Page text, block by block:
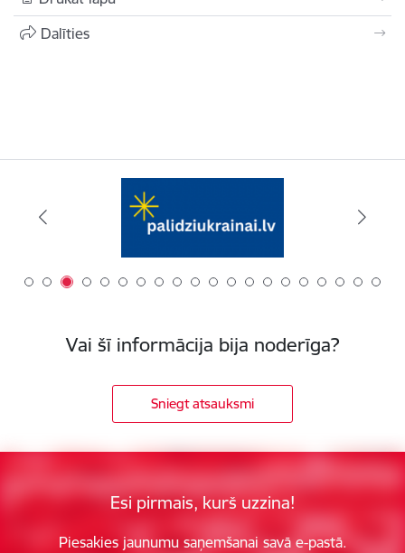
Dalīties
Vai šī informācija bija noderīga?
Sniegt atsauksmi
Esi pirmais, kurš uzzina!
Piesakies jaunumu saņemšanai savā e-pastā.